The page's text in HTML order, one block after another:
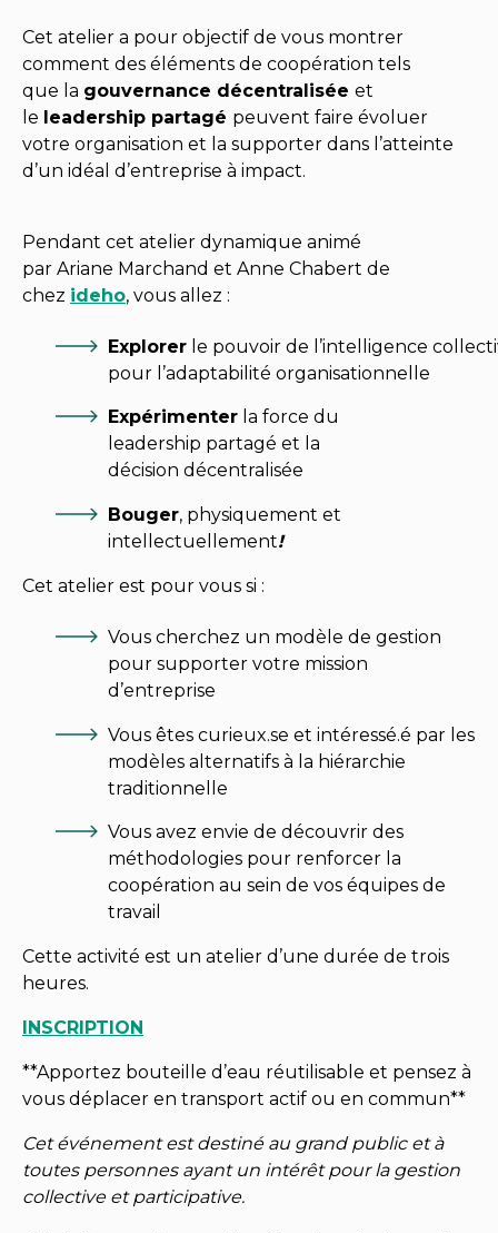
Cet atelier a pour objectif de vous montrer
comment des éléments de coopération tels
que la gouvernance décentralisée et
le leadership partagé peuvent faire évoluer
votre organisation et la supporter dans l’atteinte
d’un idéal d’entreprise à impact.
Pendant cet atelier dynamique animé
par Ariane Marchand et Anne Chabert de
chez ideho, vous allez :
Explorer le pouvoir de l’intelligence
pour l’adaptabilité organisationnelle
Expérimenter la force du
leadership partagé et la
décision décentralisée
Bouger, physiquement et
intellectuellement!
Cet atelier est pour vous si :
Vous cherchez un modèle de gestion
pour supporter votre mission
d’entreprise
Vous êtes curieux.se et intéressé.é par les
modèles alternatifs à la hiérarchie
traditionnelle
Vous avez envie de découvrir des
méthodologies pour renforcer la
coopération au sein de vos équipes de
travail
Cette activité est un atelier d’une durée de trois
heures.
INSCRIPTION
**Apportez bouteille d’eau réutilisable et pensez à
vous déplacer en transport actif ou en commun**
Cet événement est destiné au grand public et à
toutes personnes ayant un intérêt pour la gestion
collective et participative.